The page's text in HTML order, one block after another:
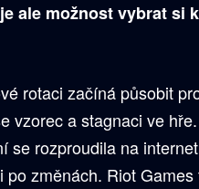
ale možnost vybrat si
rotaci začíná působit
vzorec a stagnaci ve
se rozproudila na
změnách. Riot